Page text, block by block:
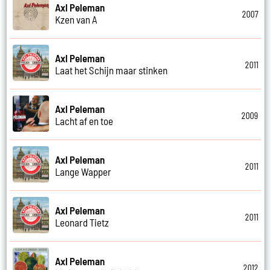
Axl Peleman
Kzen van A
2007
Axl Peleman
Laat het Schijn maar stinken
2011
Axl Peleman
Lacht af en toe
2009
Axl Peleman
Lange Wapper
2011
Axl Peleman
Leonard Tietz
2011
Axl Peleman
2012